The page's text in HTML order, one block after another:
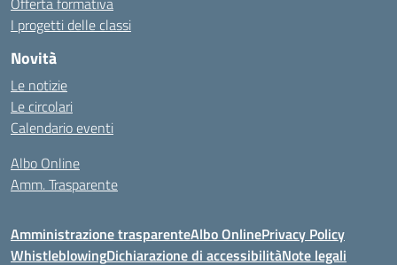
I progetti delle classi
Novità
Le notizie
Le circolari
Calendario eventi
Albo Online
Amm. Trasparente
Amministrazione trasparenteAlbo OnlinePrivacy Policy
WhistleblowingDichiarazione di accessibilitàNote legali